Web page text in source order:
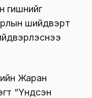
шийдвэрт
Жаран
“Үндсэн